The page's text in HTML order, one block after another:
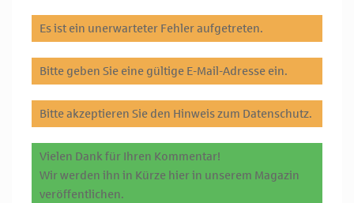
Es ist ein unerwarteter Fehler aufgetreten.
Bitte geben Sie eine gültige E-Mail-Adresse ein.
Bitte akzeptieren Sie den Hinweis zum Datenschutz.
Vielen Dank für Ihren Kommentar!
Wir werden ihn in Kürze hier in unserem Magazin
veröffentlichen.